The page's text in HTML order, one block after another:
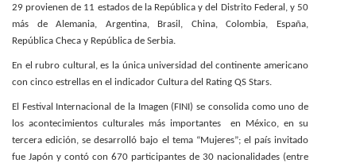
29 provienen de 11 estados de la República y del Distrito Federal, y 50
más de Alemania, Argentina, Brasil, China, Colombia, España,
República Checa y República de Serbia.
En el rubro cultural, es la única universidad del continente americano
con cinco estrellas en el indicador Cultura del Rating QS Stars.
El Festival Internacional de la Imagen (FINI) se consolida como uno de
los acontecimientos culturales más importantes en México, en su
tercera edición, se desarrolló bajo el tema “Mujeres”; el país invitado
fue Japón y contó con 670 participantes de 30 nacionalidades (entre